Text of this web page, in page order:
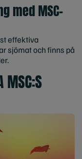
med MSC-
effektiva
sjömat och finns på
MSC:S